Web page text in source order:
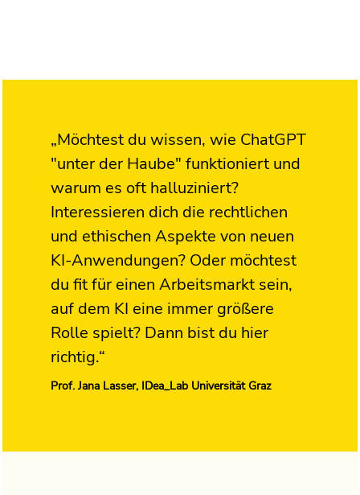
„Möchtest du wissen, wie ChatGPT
"unter der Haube" funktioniert und
warum es oft halluziniert?
Interessieren dich die rechtlichen
und ethischen Aspekte von neuen
KI-Anwendungen? Oder möchtest
du fit für einen Arbeitsmarkt sein,
auf dem KI eine immer größere
Rolle spielt? Dann bist du hier
richtig.“
Prof. Jana Lasser, IDea_Lab Universität Graz